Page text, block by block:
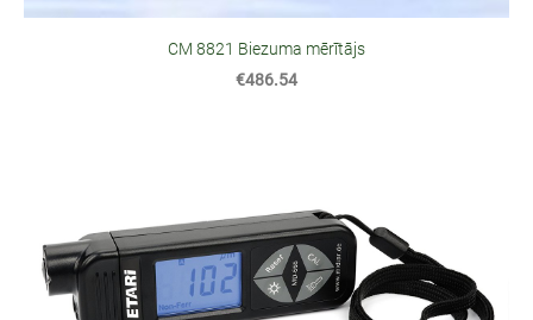
CM 8821 Biezuma mērītājs
€486.54